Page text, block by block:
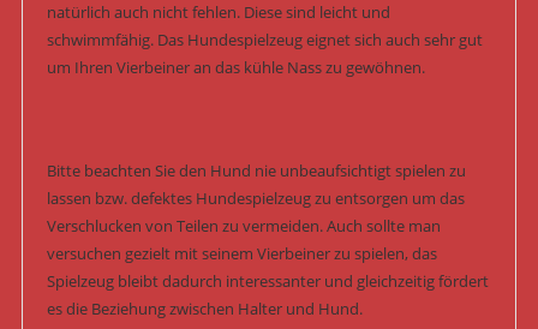
natürlich auch nicht fehlen. Diese sind leicht und
schwimmfähig. Das Hundespielzeug eignet sich auch sehr gut
um Ihren Vierbeiner an das kühle Nass zu gewöhnen.
Bitte beachten Sie den Hund nie unbeaufsichtigt spielen zu
lassen bzw. defektes Hundespielzeug zu entsorgen um das
Verschlucken von Teilen zu vermeiden. Auch sollte man
versuchen gezielt mit seinem Vierbeiner zu spielen, das
Spielzeug bleibt dadurch interessanter und gleichzeitig fördert
es die Beziehung zwischen Halter und Hund.